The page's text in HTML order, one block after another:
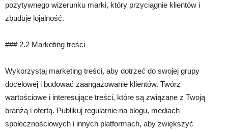
pozytywnego wizerunku marki, który przyciągnie klientów i
zbuduje lojalność.
### 2.2 Marketing treści
Wykorzystaj marketing treści, aby dotrzeć do swojej grupy
docelowej i budować zaangażowanie klientów. Twórz
wartościowe i interesujące treści, które są związane z Twoją
branżą i ofertą. Publikuj regularnie na blogu, mediach
społecznościowych i innych platformach, aby zwiększyć